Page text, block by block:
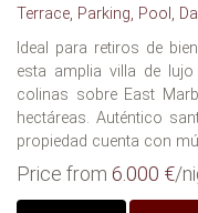
Terrace, Parking, Pool,
Ideal para retiros de
esta amplia villa de
colinas sobre East
hectáreas. Auténtico
propiedad cuenta con
Price from 6.000 €/